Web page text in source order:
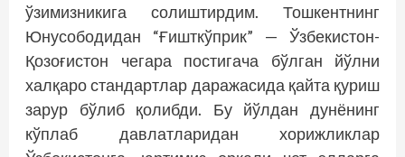
ўзимизникига солиштирдим. Тошкентнинг
Юнусободидан “Ғишткўприк” — Ўзбекистон-
Қозоғистон чегара постигача бўлган йўлни
халқаро стандартлар даражасида қайта қуриш
зарур бўлиб қолибди. Бу йўлдан дунёнинг
кўплаб давлатларидан хорижликлар